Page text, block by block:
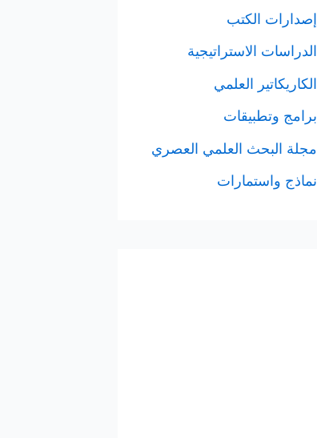
إصدارات الكتب
الدراسات الاستراتيجية
الكاريكاتير العلمي
برامج وتطبيقات
مجلة البحث العلمي العصري
نماذج واستمارات